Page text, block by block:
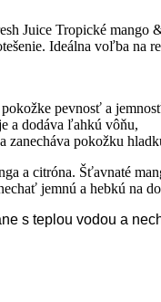
Juice Tropické
Ideálna voľba na
pevnosť a
a dodáva ľahkú vôňu,
zanecháva pokožku
a citróna. Šťavnaté
jemnú a hebkú na
s teplou vodou a